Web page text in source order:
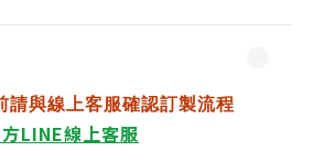
請與線上客服確認訂製流程
LINE線上客服